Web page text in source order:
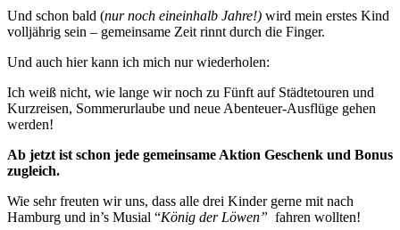
Und schon bald (nur noch eineinhalb Jahre!) wird mein erstes Kind
volljährig sein – gemeinsame Zeit rinnt durch die Finger.
Und auch hier kann ich mich nur wiederholen:
Ich weiß nicht, wie lange wir noch zu Fünft auf Städtetouren und
Kurzreisen, Sommerurlaube und neue Abenteuer-Ausflüge gehen
werden!
Ab jetzt ist schon jede gemeinsame Aktion Geschenk und Bonus
zugleich.
Wie sehr freuten wir uns, dass alle drei Kinder gerne mit nach
Hamburg und in’s Musial “König der Löwen” fahren wollten!